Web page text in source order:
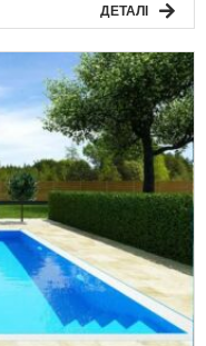
ДЕТАЛІ